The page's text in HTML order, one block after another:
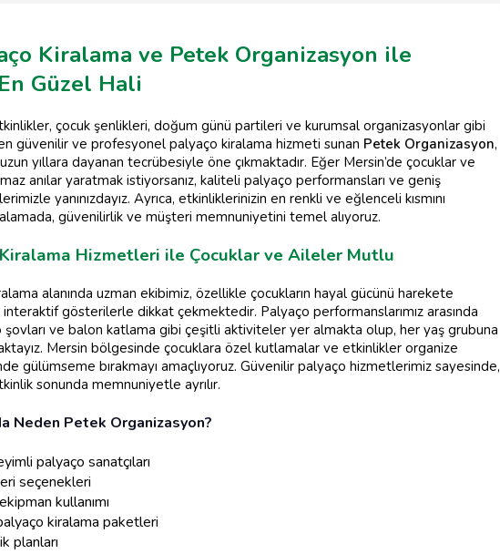
Kiralama ve Petek Organizasyon ile
Güzel Hali
çocuk şenlikleri, doğum günü partileri ve kurumsal organizasyonlar gibi
güvenilir ve profesyonel palyaço kiralama hizmeti sunan Petek Organizasyon,
yıllara dayanan tecrübesiyle öne çıkmaktadır. Eğer Mersin’de çocuklar ve
anılar yaratmak istiyorsanız, kaliteli palyaço performansları ve geniş
yanınızdayız. Ayrıca, etkinliklerinizin en renkli ve eğlenceli kısmını
güvenilirlik ve müşteri memnuniyetini temel alıyoruz.
Hizmetleri ile Çocuklar ve Aileler Mutlu
alanında uzman ekibimiz, özellikle çocukların hayal gücünü harekete
gösterilerle dikkat çekmektedir. Palyaço performanslarımız arasında
ve balon katlama gibi çeşitli aktiviteler yer almakta olup, her yaş grubuna
Mersin bölgesinde çocuklara özel kutlamalar ve etkinlikler organize
gülümseme bırakmayı amaçlıyoruz. Güvenilir palyaço hizmetlerimiz sayesinde,
sonunda memnuniyetle ayrılır.
Neden Petek Organizasyon?
palyaço sanatçıları
seçenekleri
kullanımı
kiralama paketleri
planları